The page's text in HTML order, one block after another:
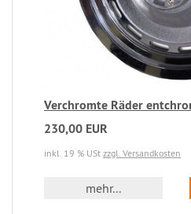
Verchromte Räder
230,00 EUR
inkl. 19 % USt zzgl. Versandkosten
mehr...